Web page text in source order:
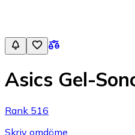
Asics Gel-
Rank 516
Skriv omdöme